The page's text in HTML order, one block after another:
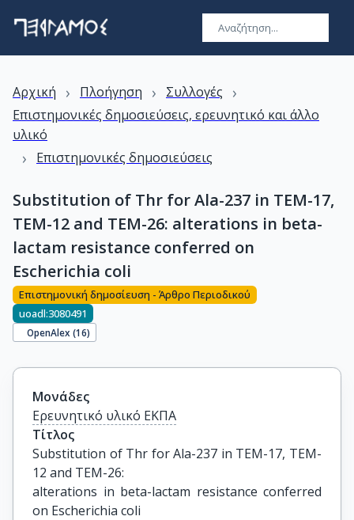
Αρχική › Πλοήγηση › Συλλογές ›
Επιστημονικές δημοσιεύσεις, ερευνητικό και άλλο
υλικό
› Επιστημονικές δημοσιεύσεις
Substitution of Thr for Ala-237 in TEM-17,
TEM-12 and TEM-26: alterations in beta-
lactam resistance conferred on
Escherichia coli
Επιστημονική δημοσίευση - Άρθρο Περιοδικού
uoadl:3080491
OpenAlex (16)
Μονάδες
Ερευνητικό υλικό ΕΚΠΑ
Τίτλος
Substitution of Thr for Ala-237 in TEM-17, TEM-
12 and TEM-26:
alterations in beta-lactam resistance conferred
on Escherichia coli